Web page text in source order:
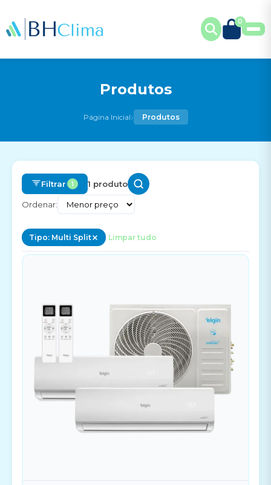
0
Produtos
Página Inicial› Produtos
Filtrar 1 1 produto
Ordenar:
Tipo: Multi Split Limpar tudo